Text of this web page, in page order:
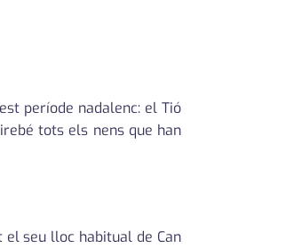
període nadalenc: el Tió
tots els nens que han
seu lloc habitual de Can